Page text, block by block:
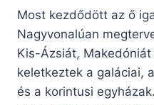
Most kezdődött az ő
Nagyvonalúan
Kis-Ázsiát,
keletkeztek a galáciai,
és a korintusi